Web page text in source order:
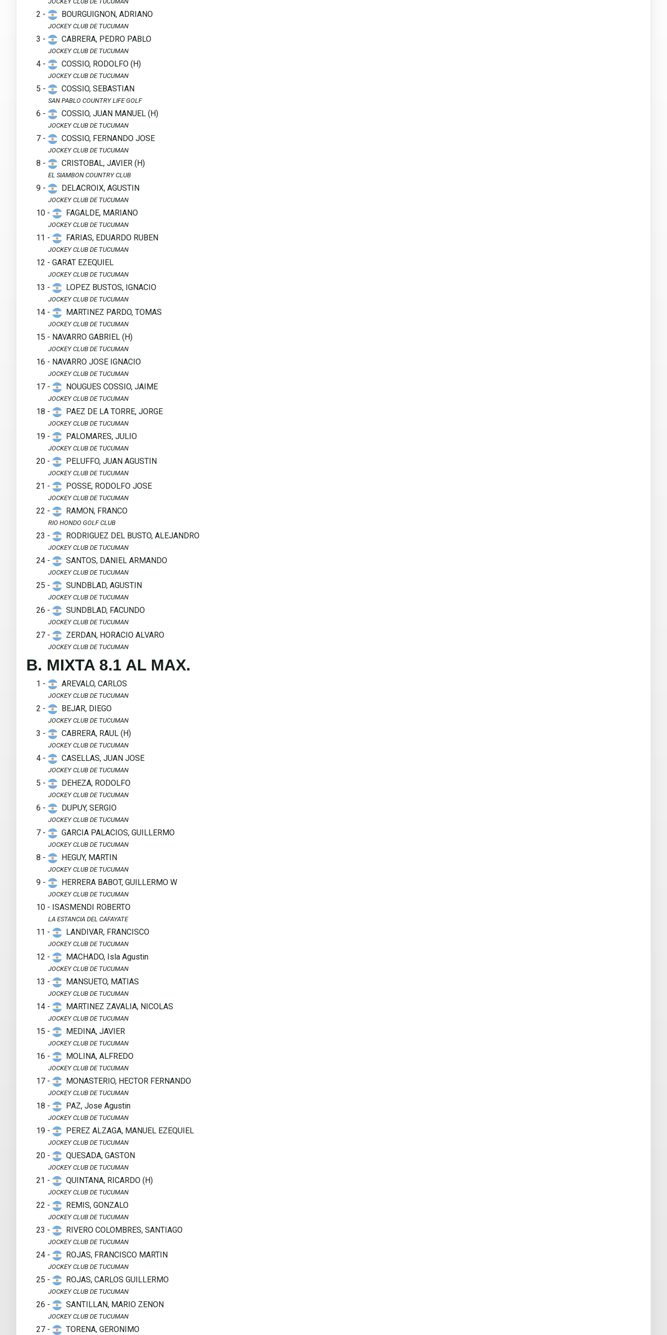
2 - BOURGUIGNON, ADRIANO
JOCKEY CLUB DE TUCUMAN
3 - CABRERA, PEDRO PABLO
JOCKEY CLUB DE TUCUMAN
4 - COSSIO, RODOLFO (H)
JOCKEY CLUB DE TUCUMAN
5 - COSSIO, SEBASTIAN
SAN PABLO COUNTRY LIFE GOLF
6 - COSSIO, JUAN MANUEL (H)
JOCKEY CLUB DE TUCUMAN
7 - COSSIO, FERNANDO JOSE
JOCKEY CLUB DE TUCUMAN
8 - CRISTOBAL, JAVIER (H)
EL SIAMBON COUNTRY CLUB
9 - DELACROIX, AGUSTIN
JOCKEY CLUB DE TUCUMAN
10 - FAGALDE, MARIANO
JOCKEY CLUB DE TUCUMAN
11 - FARIAS, EDUARDO RUBEN
JOCKEY CLUB DE TUCUMAN
12 - GARAT EZEQUIEL
JOCKEY CLUB DE TUCUMAN
13 - LOPEZ BUSTOS, IGNACIO
JOCKEY CLUB DE TUCUMAN
14 - MARTINEZ PARDO, TOMAS
JOCKEY CLUB DE TUCUMAN
15 - NAVARRO GABRIEL (H)
JOCKEY CLUB DE TUCUMAN
16 - NAVARRO JOSE IGNACIO
JOCKEY CLUB DE TUCUMAN
17 - NOUGUES COSSIO, JAIME
JOCKEY CLUB DE TUCUMAN
18 - PAEZ DE LA TORRE, JORGE
JOCKEY CLUB DE TUCUMAN
19 - PALOMARES, JULIO
JOCKEY CLUB DE TUCUMAN
20 - PELUFFO, JUAN AGUSTIN
JOCKEY CLUB DE TUCUMAN
21 - POSSE, RODOLFO JOSE
JOCKEY CLUB DE TUCUMAN
22 - RAMON, FRANCO
RIO HONDO GOLF CLUB
23 - RODRIGUEZ DEL BUSTO, ALEJANDRO
JOCKEY CLUB DE TUCUMAN
24 - SANTOS, DANIEL ARMANDO
JOCKEY CLUB DE TUCUMAN
25 - SUNDBLAD, AGUSTIN
JOCKEY CLUB DE TUCUMAN
26 - SUNDBLAD, FACUNDO
JOCKEY CLUB DE TUCUMAN
27 - ZERDAN, HORACIO ALVARO
JOCKEY CLUB DE TUCUMAN
B. MIXTA 8.1 AL MAX.
1 - AREVALO, CARLOS
JOCKEY CLUB DE TUCUMAN
2 - BEJAR, DIEGO
JOCKEY CLUB DE TUCUMAN
3 - CABRERA, RAUL (H)
JOCKEY CLUB DE TUCUMAN
4 - CASELLAS, JUAN JOSE
JOCKEY CLUB DE TUCUMAN
5 - DEHEZA, RODOLFO
JOCKEY CLUB DE TUCUMAN
6 - DUPUY, SERGIO
JOCKEY CLUB DE TUCUMAN
7 - GARCIA PALACIOS, GUILLERMO
JOCKEY CLUB DE TUCUMAN
8 - HEGUY, MARTIN
JOCKEY CLUB DE TUCUMAN
9 - HERRERA BABOT, GUILLERMO W
JOCKEY CLUB DE TUCUMAN
10 - ISASMENDI ROBERTO
LA ESTANCIA DEL CAFAYATE
11 - LANDIVAR, FRANCISCO
JOCKEY CLUB DE TUCUMAN
12 - MACHADO, Isla Agustin
JOCKEY CLUB DE TUCUMAN
13 - MANSUETO, MATIAS
JOCKEY CLUB DE TUCUMAN
14 - MARTINEZ ZAVALIA, NICOLAS
JOCKEY CLUB DE TUCUMAN
15 - MEDINA, JAVIER
JOCKEY CLUB DE TUCUMAN
16 - MOLINA, ALFREDO
JOCKEY CLUB DE TUCUMAN
17 - MONASTERIO, HECTOR FERNANDO
JOCKEY CLUB DE TUCUMAN
18 - PAZ, Jose Agustin
JOCKEY CLUB DE TUCUMAN
19 - PEREZ ALZAGA, MANUEL EZEQUIEL
JOCKEY CLUB DE TUCUMAN
20 - QUESADA, GASTON
JOCKEY CLUB DE TUCUMAN
21 - QUINTANA, RICARDO (H)
JOCKEY CLUB DE TUCUMAN
22 - REMIS, GONZALO
JOCKEY CLUB DE TUCUMAN
23 - RIVERO COLOMBRES, SANTIAGO
JOCKEY CLUB DE TUCUMAN
24 - ROJAS, FRANCISCO MARTIN
JOCKEY CLUB DE TUCUMAN
25 - ROJAS, CARLOS GUILLERMO
JOCKEY CLUB DE TUCUMAN
26 - SANTILLAN, MARIO ZENON
JOCKEY CLUB DE TUCUMAN
27 - TORENA, GERONIMO